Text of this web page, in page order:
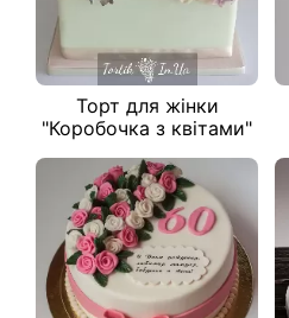
Торт для жінки
"Коробочка з квітами"